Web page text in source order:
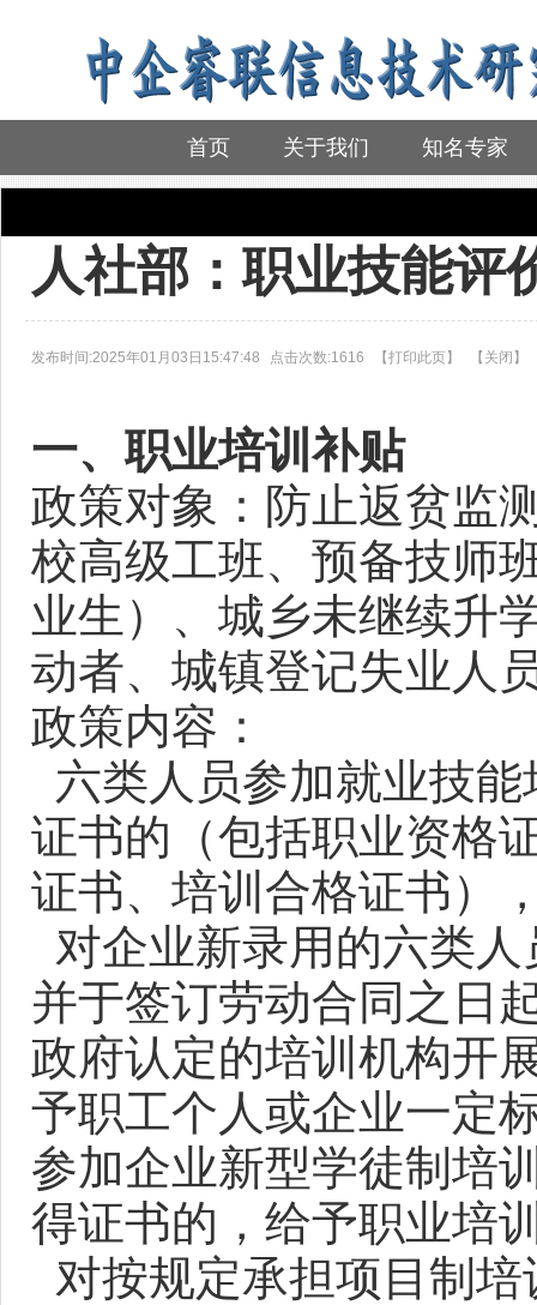
首页 关于我们 知名专家
人社部：职业技能评
发布时间:2025年01月03日15:47:48 点击次数:1616 【打印此页】 【 关闭 】
一、职业培训补贴
政策对象：防止返贫监
校高级工班、预备技师
业生）、城乡未继续升
动者、城镇登记失业人
政策内容：
六类人员参加就业技
证书的（包括职业资格
证书、培训合格证书）
对企业新录用的六类
并于签订劳动合同之日
政府认定的培训机构开
予职工个人或企业一定
参加企业新型学徒制培
得证书的，给予职业培
对按规定承担项目制